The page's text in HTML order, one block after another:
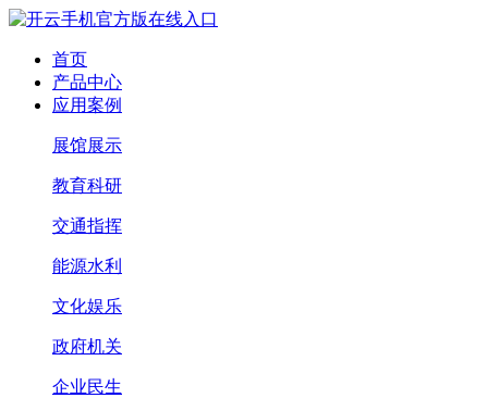
首页
产品中心
应用案例
展馆展示
教育科研
交通指挥
能源水利
文化娱乐
政府机关
企业民生